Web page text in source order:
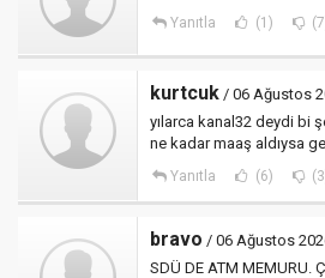
Yanıtla (1)
kurtcuk / 06 Ağustos
yılarca kanal32 deydi bi
ne kadar maaş aldıysa
Yanıtla (6)
bravo / 06 Ağustos
SDÜ DE ATM MEMURU.